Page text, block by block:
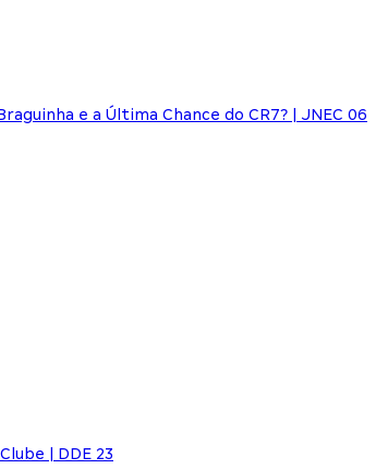
e a Última Chance do CR7? | JNEC 06
| DDE 23